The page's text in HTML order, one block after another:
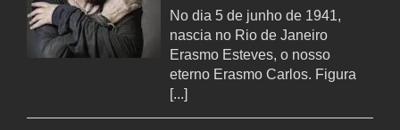
No dia 5 de junho de 1941,
nascia no Rio de Janeiro
Erasmo Esteves, o nosso
eterno Erasmo Carlos. Figura
[...]